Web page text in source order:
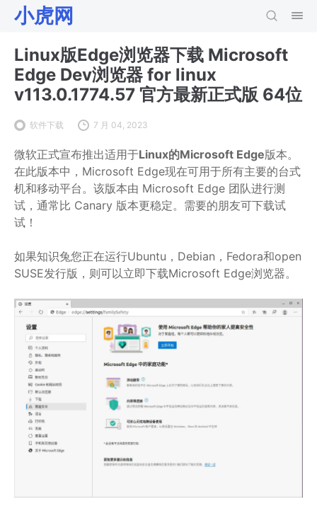
小虎网
Linux版Edge浏览器下载 Microsoft
Edge Dev浏览器 for linux
v113.0.1774.57 官方最新正式版 64位
软件下载 7 月 04, 2023
微软正式宣布推出适用于Linux的Microsoft Edge版本。
在此版本中，Microsoft Edge现在可用于所有主要的台式
机和移动平台。该版本由 Microsoft Edge 团队进行测
试，通常比 Canary 版本更稳定。需要的朋友可下载试
试！
如果知识兔您正在运行Ubuntu，Debian，Fedora和open
SUSE发行版，则可以立即下载Microsoft Edge浏览器。